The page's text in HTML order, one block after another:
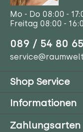
Mo - Do 08:00 -
Freitag 08:00 -
089 / 54 80
Shop Service
Informationen
Zahlungsarten